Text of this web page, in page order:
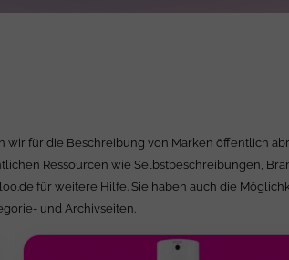
für die Beschreibung von Marken öffentlich
Ressourcen wie Selbstbeschreibungen,
für weitere Hilfe. Sie haben auch die
und Archivseiten.